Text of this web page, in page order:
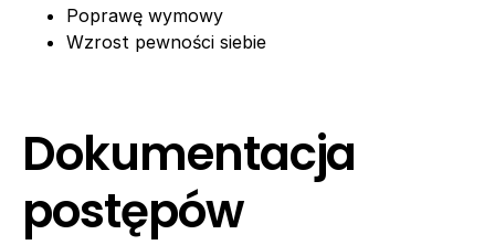
Poprawę wymowy
Wzrost pewności siebie
Dokumentacja
postępów